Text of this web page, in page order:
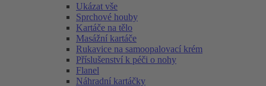
Ukázat vše
Sprchové houby
Kartáče na tělo
Masážní kartáče
Rukavice na samoopalovací krém
Příslušenství k péči o nohy
Flanel
Náhradní kartáčky